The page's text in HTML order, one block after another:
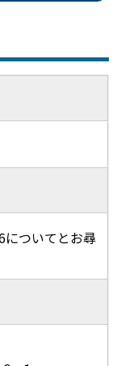
ついてとお尋